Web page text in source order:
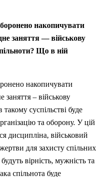
накопичувати
заняття — військову
Що в ній
накопичувати
– військову
суспільстві буде
та оборону. У цій
дисципліна, військовий
для захисту спільних
вірність, мужність та
спільнота буде